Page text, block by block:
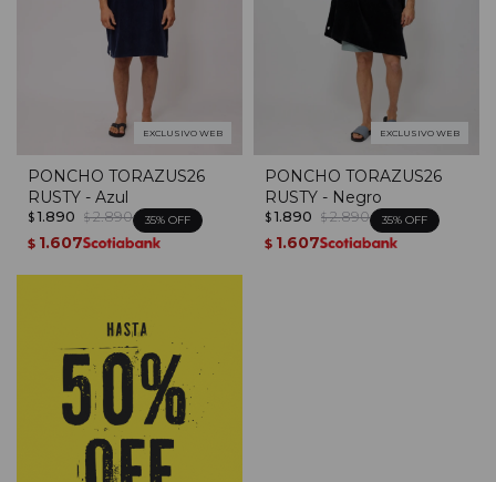
EXCLUSIVO WEB
PONCHO TORAZUS26
RUSTY - Azul
$ 1.890 $ 2.890 35
$ 1.607
EXCLUSIVO WEB
PONCHO TORAZUS26
RUSTY - Negro
$ 1.890 $ 2.890 35
$ 1.607